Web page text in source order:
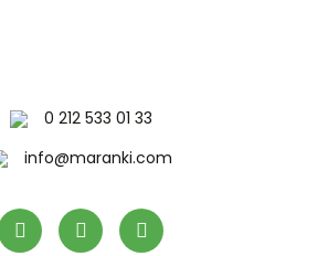
0 212 533 01 33
info@maranki.com